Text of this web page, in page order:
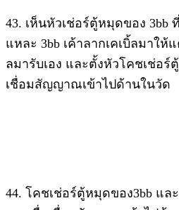
43. เห็นหัวเช่อร์ตู้หมุดของ 3bb
แหละ 3bb เค้าลากเคเบิ้ลมาให้
ลมารับเอง และตั้งหัวโคชเช่อร์
เชื่อมสัญญาณเข้าไปด้านในวัด
44. โคชเช่อร์ตู้หมุดของ3bb แ